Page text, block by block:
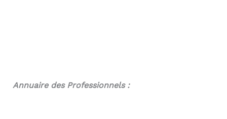
Annuaire des Professionnels :